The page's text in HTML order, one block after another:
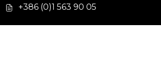
+386 (0)1 563 90 05